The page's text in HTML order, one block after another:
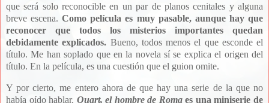
que será solo reconocible en un par de planos cenitales y alguna
breve escena.Como película es muy pasable, aunque hay que
reconocer que todos los misterios importantes quedan
debidamente explicados. Bueno, todos menos el que esconde el
título. Me han soplado que en la novela sí se explica el origen del
título. En la película, es una cuestión que el guion omite.
Y por cierto, me entero ahora de que hay una serie de la que no
había oído hablar. Quart, el hombre de Romaes una miniserie de